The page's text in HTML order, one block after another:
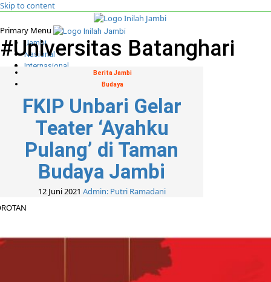
Skip to content
Primary Menu
Jambi
Nasional
Internasional
Indepth
Foto
Media Partner
Cari untuk:
#Universitas Batanghari
Berita Jambi
Budaya
FKIP Unbari Gelar
Teater ‘Ayahku
Pulang’ di Taman
Budaya Jambi
12 Juni 2021 Admin: Putri Ramadani